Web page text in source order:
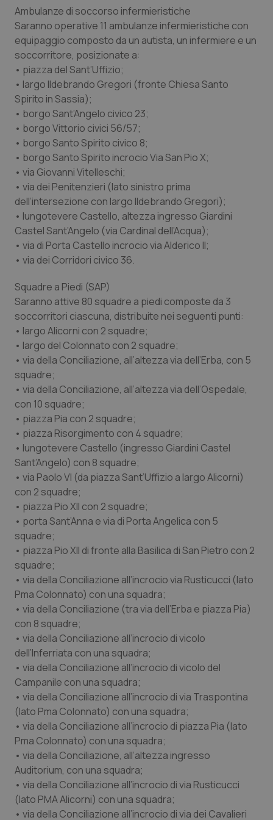
Ambulanze di soccorso infermieristiche
Saranno operative 11 ambulanze infermieristiche con
equipaggio composto da un autista, un infermiere e un
soccorritore, posizionate a:
• piazza del Sant’Uffizio;
• largo Ildebrando Gregori (fronte Chiesa Santo
Spirito in Sassia);
• borgo Sant’Angelo civico 23;
• borgo Vittorio civici 56/57;
• borgo Santo Spirito civico 8;
• borgo Santo Spirito incrocio Via San Pio X;
• via Giovanni Vitelleschi;
• via dei Penitenzieri (lato sinistro prima
dell’intersezione con largo Ildebrando Gregori);
• lungotevere Castello, altezza ingresso Giardini
Castel Sant’Angelo (via Cardinal dell’Acqua);
• via di Porta Castello incrocio via Alderico II;
• via dei Corridori civico 36.
Squadre a Piedi (SAP)
Saranno attive 80 squadre a piedi composte da 3
soccorritori ciascuna, distribuite nei seguenti punti:
• largo Alicorni con 2 squadre;
• largo del Colonnato con 2 squadre;
• via della Conciliazione, all’altezza via dell’Erba, con 5
squadre;
• via della Conciliazione, all’altezza via dell’Ospedale,
con 10 squadre;
• piazza Pia con 2 squadre;
• piazza Risorgimento con 4 squadre;
• lungotevere Castello (ingresso Giardini Castel
Sant’Angelo) con 8 squadre;
• via Paolo VI (da piazza Sant’Uffizio a largo Alicorni)
con 2 squadre;
• piazza Pio XII con 2 squadre;
• porta Sant’Anna e via di Porta Angelica con 5
squadre;
• piazza Pio XII di fronte alla Basilica di San Pietro con 2
squadre;
• via della Conciliazione all’incrocio via Rusticucci (lato
Pma Colonnato) con una squadra;
• via della Conciliazione (tra via dell’Erba e piazza Pia)
con 8 squadre;
• via della Conciliazione all’incrocio di vicolo
dell’Inferriata con una squadra;
• via della Conciliazione all’incrocio di vicolo del
Campanile con una squadra;
• via della Conciliazione all’incrocio di via Traspontina
(lato Pma Colonnato) con una squadra;
• via della Conciliazione all’incrocio di piazza Pia (lato
Pma Colonnato) con una squadra;
• via della Conciliazione, all’altezza ingresso
Auditorium, con una squadra;
• via della Conciliazione all’incrocio di via Rusticucci
(lato PMA Alicorni) con una squadra;
• via della Conciliazione all’incrocio di via dei Cavalieri